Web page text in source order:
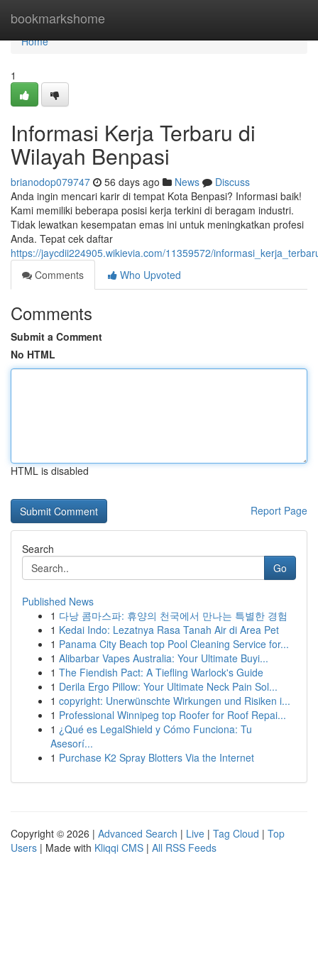
bookmarkshome
Home
Home
1
Informasi Kerja Terbaru di
Wilayah Benpasi
brianodop079747 56 days ago News
Discuss
Anda ingin mencari karir di tempat Kota Benpasi? Informasi baik!
Kami memiliki beberapa posisi kerja terkini di beragam industri.
Tidak lewatkan kesempatan emas ini untuk meningkatkan profesi
Anda. Tepat cek daftar
https://jaycdii224905.wikievia.com/11359572/
Comments
Who Upvoted
Comments
Submit a Comment
No HTML
HTML is disabled
Report Page
Search
Go
Published News
1 다낭 콤마스파: 휴양의 천국에서 만나는 특별한 경험
1 Kedai Indo: Lezatnya Rasa Tanah Air di Area Pet
1 Panama City Beach top Pool Cleaning Service for...
1 Alibarbar Vapes Australia: Your Ultimate Buyi...
1 The Fiendish Pact: A Tiefling Warlock's Guide
1 Derila Ergo Pillow: Your Ultimate Neck Pain Sol...
1 copyright: Unerwünschte Wirkungen und Risiken i...
1 Professional Winnipeg top Roofer for Roof Repai...
1 ¿Qué es LegalShield y Cómo Funciona: Tu
Asesorí...
1 Purchase K2 Spray Blotters Via the Internet
Copyright © 2026 | Advanced Search | Live | Tag Cloud | Top
Users | Made with Kliqqi CMS | All RSS Feeds